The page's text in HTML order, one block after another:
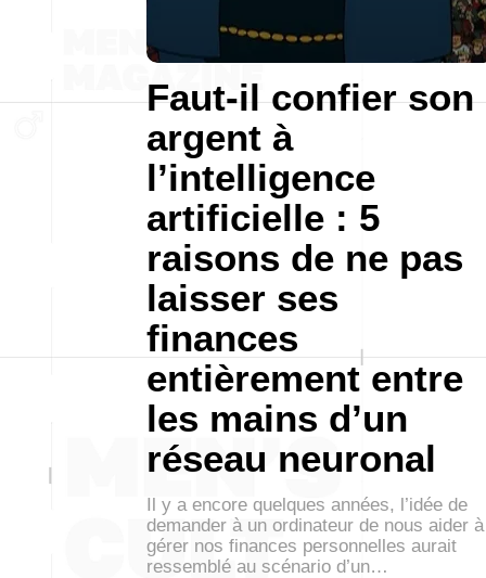
Faut-il confier son
argent à
l’intelligence
artificielle : 5
raisons de ne pas
laisser ses
finances
entièrement entre
les mains d’un
réseau neuronal
Il y a encore quelques années, l’idée de
demander à un ordinateur de nous aider à
gérer nos finances personnelles aurait
ressemblé au scénario d’un…